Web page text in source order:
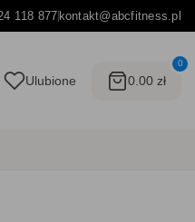
118 877kontakt@abcfitness.pl
Ulubione
0
0.00 zł